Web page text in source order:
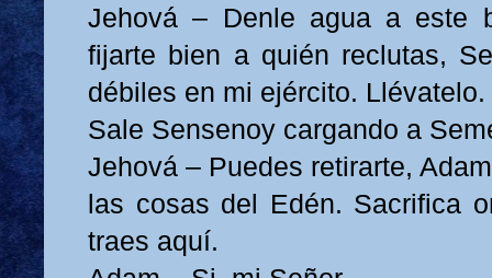
Jehová – Denle agua a este
fijarte bien a quién reclutas,
débiles en mi ejército. Llévatelo.
Sale Sensenoy cargando a
Jehová – Puedes retirarte,
las cosas del Edén. Sacrifica
traes aquí.